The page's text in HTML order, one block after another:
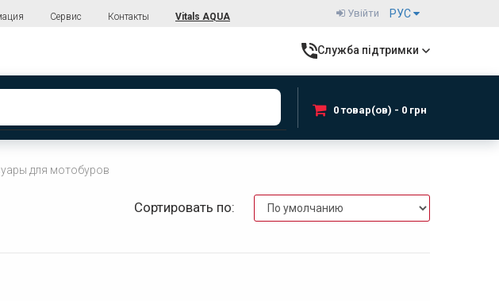
Сервис Контакты Vitals AQUA РУС
Увійти
Служба підтримки
0 товар(ов) - 0 грн
для мотобуров
Сортировать по: